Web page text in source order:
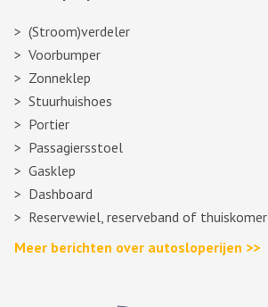
(Stroom)verdeler
Voorbumper
Zonneklep
Stuurhuishoes
Portier
Passagiersstoel
Gasklep
Dashboard
Reservewiel, reserveband of thuiskomer
Meer berichten over autosloperijen >>